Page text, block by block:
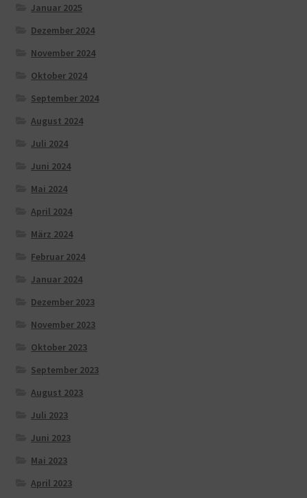
Januar 2025
Dezember 2024
November 2024
Oktober 2024
September 2024
August 2024
Juli 2024
Juni 2024
Mai 2024
April 2024
März 2024
Februar 2024
Januar 2024
Dezember 2023
November 2023
Oktober 2023
September 2023
August 2023
Juli 2023
Juni 2023
Mai 2023
April 2023